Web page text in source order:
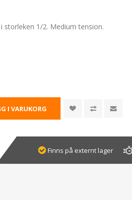
storleken 1/2. Medium tension.
Finns på externt lager